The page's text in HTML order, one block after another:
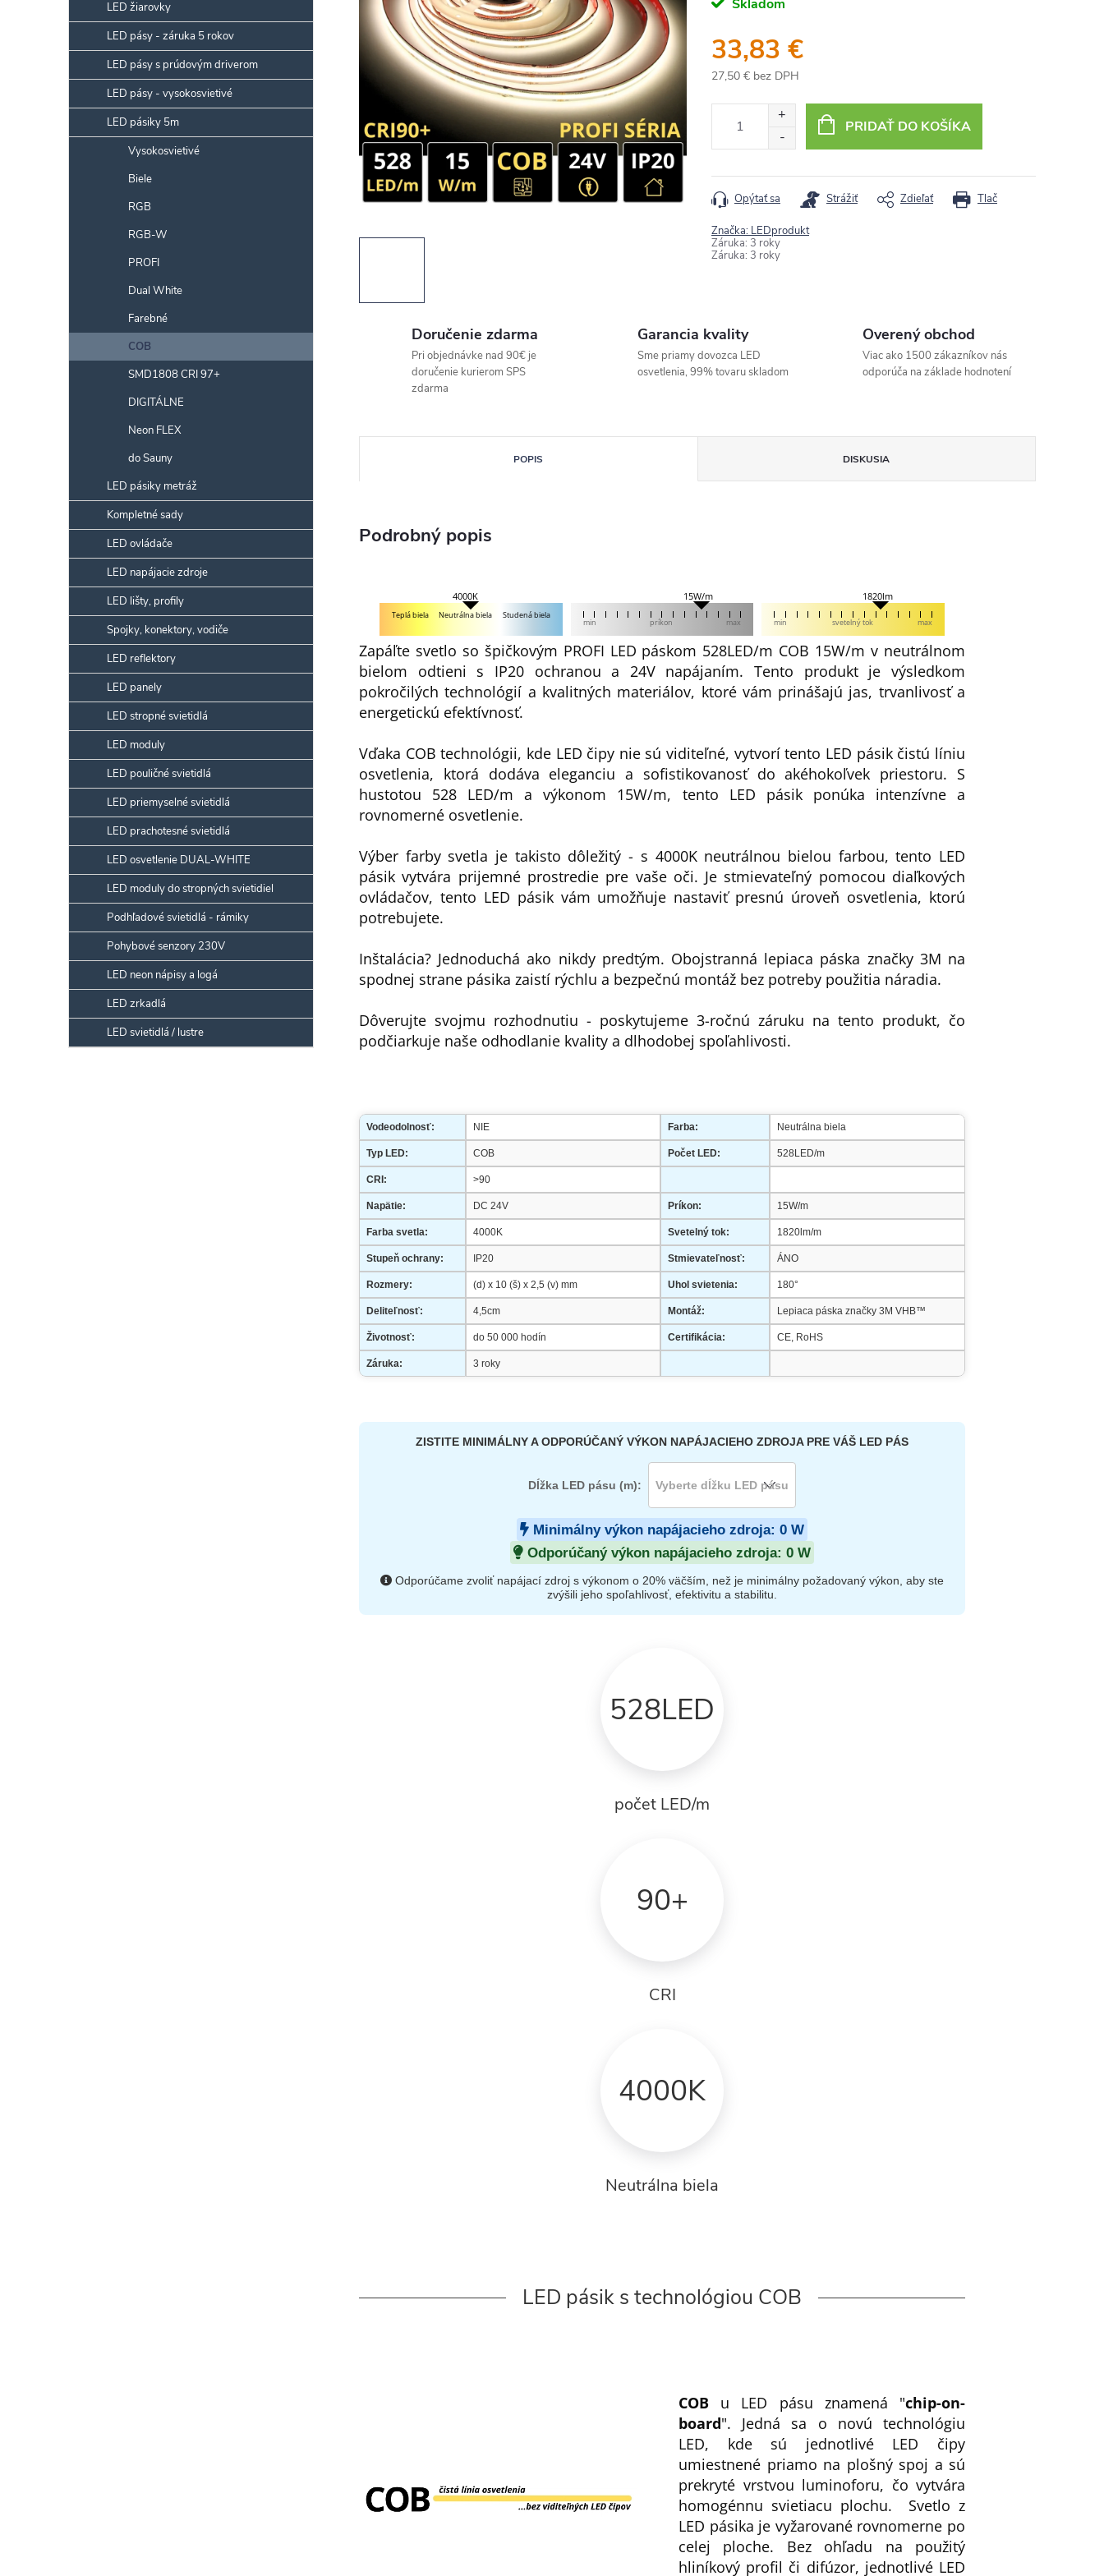
a
n
e
LED žiarovky
LED pásy - záruka 5 rokov
LED pásy s prúdovým driverom
LED pásy - vysokosvietivé
LED pásiky 5m
Vysokosvietivé
Biele
RGB
RGB-W
PROFI
Dual White
Farebné
COB
SMD1808 CRI 97+
DIGITÁLNE
Neon FLEX
do Sauny
LED pásiky metráž
Kompletné sady
LED ovládače
LED napájacie zdroje
LED lišty, profily
Spojky, konektory, vodiče
LED reflektory
LED panely
LED stropné svietidlá
LED moduly
LED pouličné svietidlá
LED priemyselné svietidlá
LED prachotesné svietidlá
LED osvetlenie DUAL-WHITE
LED moduly do stropných svietidiel
Podhľadové svietidlá - rámiky
Pohybové senzory 230V
LED neon nápisy a logá
LED zrkadlá
LED svietidlá / lustre
Skladom
33,83 €
27,50 € bez DPH
cena:
PRIDAŤ DO KOŠÍKA
Tlač
Opýtať sa Strážiť Zdieľať
Značka: LEDprodukt
Záruka: 3 roky
Záruka: 3 roky
Doručenie zdarma
Pri objednávke nad 90€ je
doručenie kurierom SPS
zdarma
Garancia kvality
Sme priamy dovozca LED
osvetlenia, 99% tovaru skladom
Overený obchod
Viac ako 1500 zákazníkov nás
odporúča na základe hodnotení
POPIS DISKUSIA
Podrobný popis
4000K
Teplá biela Neutrálna biela Studená biela
15W/m
min príkon max
1820lm
min svetelný tok max
Zapáľte svetlo so špičkovým PROFI LED páskom 528LED/m COB 15W/m v neutrálnom
bielom odtieni s IP20 ochranou a 24V napájaním. Tento produkt je výsledkom
pokročilých technológií a kvalitných materiálov, ktoré vám prinášajú jas, trvanlivosť a
energetickú efektívnosť.
Vďaka COB technológii, kde LED čipy nie sú viditeľné, vytvorí tento LED pásik čistú líniu
osvetlenia, ktorá dodáva eleganciu a sofistikovanosť do akéhokoľvek priestoru. S
hustotou 528 LED/m a výkonom 15W/m, tento LED pásik ponúka intenzívne a
rovnomerné osvetlenie.
Výber farby svetla je takisto dôležitý - s 4000K neutrálnou bielou farbou, tento LED
pásik vytvára prijemné prostredie pre vaše oči. Je stmievateľný pomocou diaľkových
ovládačov, tento LED pásik vám umožňuje nastaviť presnú úroveň osvetlenia, ktorú
potrebujete.
Inštalácia? Jednoduchá ako nikdy predtým. Obojstranná lepiaca páska značky 3M na
spodnej strane pásika zaistí rýchlu a bezpečnú montáž bez potreby použitia náradia.
Dôverujte svojmu rozhodnutiu - poskytujeme 3-ročnú záruku na tento produkt, čo
podčiarkuje naše odhodlanie kvality a dlhodobej spoľahlivosti.
Vodeodolnosť: NIE Farba: Neutrálna biela
Typ LED: COB Počet LED: 528LED/m
CRI: >90
Napätie: DC 24V Príkon: 15W/m
Farba svetla: 4000K Svetelný tok: 1820lm/m
Stupeň ochrany: IP20 Stmievateľnosť: ÁNO
Rozmery: (d) x 10 (š) x 2,5 (v) mm Uhol svietenia: 180°
Deliteľnosť: 4,5cm Montáž: Lepiaca páska značky 3M VHB™
Životnosť: do 50 000 hodín Certifikácia: CE, RoHS
Záruka: 3 roky
ZISTITE MINIMÁLNY A ODPORÚČANÝ VÝKON NAPÁJACIEHO ZDROJA PRE VÁŠ LED PÁS
Dĺžka LED pásu (m):
Minimálny výkon napájacieho zdroja: 0 W
Odporúčaný výkon napájacieho zdroja: 0 W
Odporúčame zvoliť napájací zdroj s výkonom o 20% väčším, než je minimálny požadovaný výkon, aby ste
zvýšili jeho spoľahlivosť, efektivitu a stabilitu.
528LED
počet LED/m
90+
CRI
4000K
Neutrálna biela
LED pásik s technológiou COB
COB u LED pásu znamená "chip-on-
board". Jedná sa o novú technológiu
LED, kde sú jednotlivé LED čipy
umiestnené priamo na plošný spoj a sú
prekryté vrstvou luminoforu, čo vytvára
homogénnu svietiacu plochu. Svetlo z
LED pásika je vyžarované rovnomerne po
celej ploche. Bez ohľadu na použitý
hliníkový profil či difúzor, jednotlivé LED